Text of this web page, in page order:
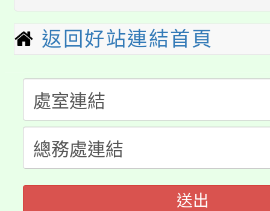
代理(課)教師甄選結果(
公告本校115學年度第
代理(課)教師甄選結果(
轉知中國文化大學推廣
《TA101》溝通分析基
程，歡迎學生輔導中心
心理、諮商輔導、社會
系所師生報名參加。
淨零綠生活教案入校路
會
115年食農教育專業人
程
學期銜接期間理賠案件
學籍身 分審查程序及
淨零綠領人才培育課程
公告本校115學年度第
返回好站連結首頁
送出